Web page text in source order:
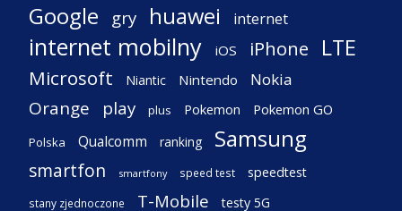
Google gry huawei internet
internet mobilny iOS iPhone LTE
Microsoft Niantic Nintendo Nokia
Orange play plus Pokemon Pokemon GO
Polska Qualcomm ranking Samsung
smartfon smartfony speed test speedtest
stany zjednoczone T-Mobile testy 5G